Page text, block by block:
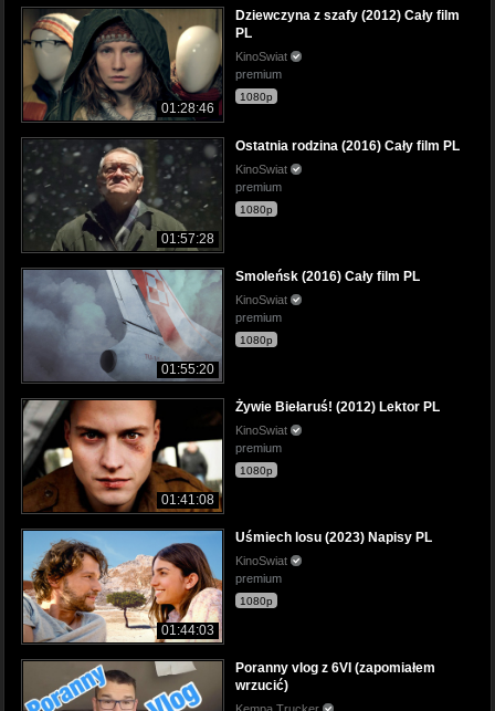
01:28:46
Dziewczyna z szafy (2012) Cały film
PL
KinoSwiat
premium
1080p
01:57:28
Ostatnia rodzina (2016) Cały film PL
KinoSwiat
premium
1080p
01:55:20
Smoleńsk (2016) Cały film PL
KinoSwiat
premium
1080p
01:41:08
Żywie Biełaruś! (2012) Lektor PL
KinoSwiat
premium
1080p
01:44:03
Uśmiech losu (2023) Napisy PL
KinoSwiat
premium
1080p
Poranny vlog z 6VI (zapomiałem
wrzucić)